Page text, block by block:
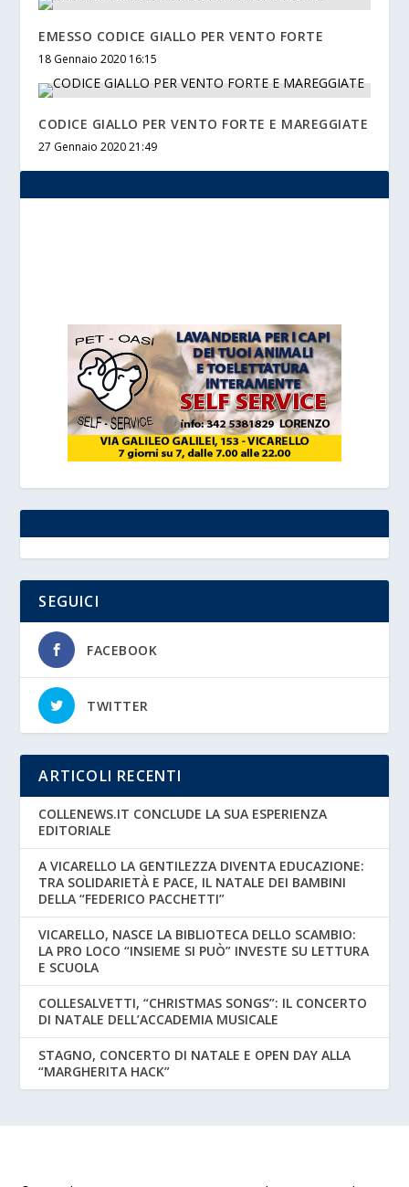
EMESSO CODICE GIALLO PER VENTO FORTE
18 Gennaio 2020 16:15
CODICE GIALLO PER VENTO FORTE E MAREGGIATE
27 Gennaio 2020 21:49
SEGUICI
FACEBOOK
TWITTER
ARTICOLI RECENTI
COLLENEWS.IT CONCLUDE LA SUA ESPERIENZA
EDITORIALE
A VICARELLO LA GENTILEZZA DIVENTA EDUCAZIONE:
TRA SOLIDARIETÀ E PACE, IL NATALE DEI BAMBINI
DELLA “FEDERICO PACCHETTI”
VICARELLO, NASCE LA BIBLIOTECA DELLO SCAMBIO:
LA PRO LOCO “INSIEME SI PUÒ” INVESTE SU LETTURA
E SCUOLA
COLLESALVETTI, “CHRISTMAS SONGS”: IL CONCERTO
DI NATALE DELL’ACCADEMIA MUSICALE
STAGNO, CONCERTO DI NATALE E OPEN DAY ALLA
“MARGHERITA HACK”